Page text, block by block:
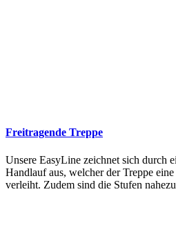
Freitragende Treppe
Unsere EasyLine zeichnet sich durch
Handlauf aus, welcher der Treppe
verleiht. Zudem sind die Stufen